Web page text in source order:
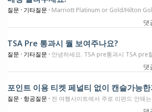
질문 · 기타질문 · Marriott Platinum or Gold/Hilton Gold ↓Whyndam Diamond ↓Caesars Total Reward Diamond ↓ Mlife Gold ↓Hyatt Explorist 이게 가능하다고 하던
댓
TSA Pre 통과시 뭘 보여주나요?
질문 · 기타질문 · 안녕하세요. TSA pre통과시 TSA pre할 수 있다는 증명 보여주나요? 항공티켓에 TSA Pre라고 찍혀나오지만 항공티켓 외에 어떤 확인증? 예를들어 Global
댓
포인트 이용 티켓 페널티 없이 캔슬가능한
질문 · 항공질문 · 전 여행사이트에서 주로 리펀드 안돼는 싼 티켓을 이용해왔는데요 ...이유는 확실한 일정을 가지고 티켓팅을 하다보니 대부분 날짜가 촉박하고 비싼경우라 그렇습니다. 포인트로 발권 테스트를 돌려보니 하루 상관으로 포인트 차이가 나네요. 일정이 확정 안되어 놓치기 싫은 딜이 있다면 우선 발권을 하고 싶어서요. 질문1) 항공사 사이트에서 포인트로 발권한 티켓은 캔